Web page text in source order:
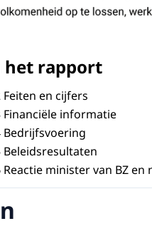
het rapport
en cijfers
informatie
minister van BZ